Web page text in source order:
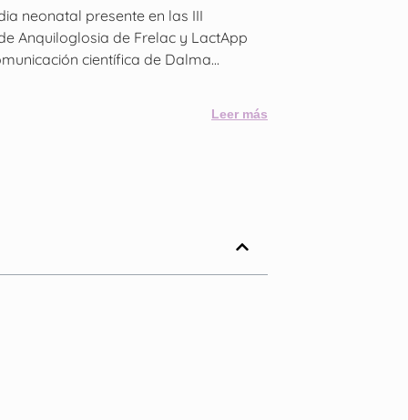
neonatal presente en las III
Anquiloglosia de Frelac y LactApp
científica de Dalma...
Leer más